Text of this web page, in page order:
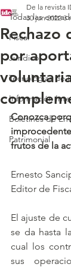
Todas las
Fiscal
Jurídico
Tecnologías de
Información
Boletines de
Patrimonial
Rechazo
por
De la revista
30 jun 2022 3
Conozca
frutos de la
Ernesto
Editor de
El ajuste de
se da hasta
cual los
sus